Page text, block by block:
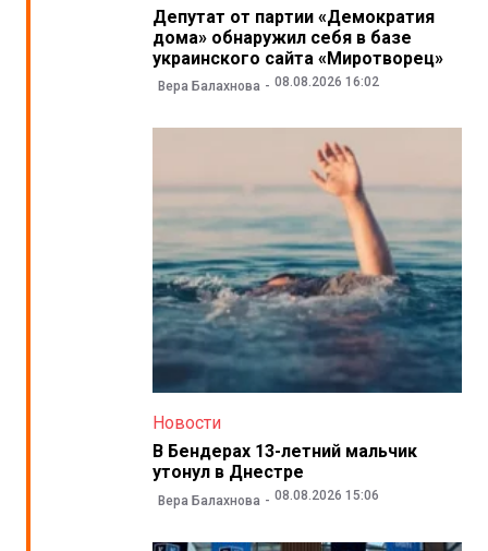
Депутат от партии «Демократия
дома» обнаружил себя в базе
украинского сайта «Миротворец»
Вера Балахнова 08.08.2026 16:02
Новости
В Бендерах 13-летний мальчик
утонул в Днестре
Вера Балахнова 08.08.2026 15:06